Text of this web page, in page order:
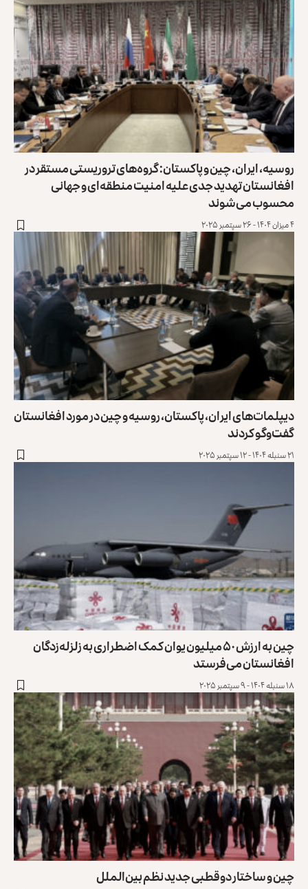
روسیه، ایران، چین و پاکستان: گروه‌های ترور‌یستی مستقر در
افغانستان تهدید جدی علیه امنیت منطقه‌ای و جهانی
محسوب می‌شوند
۴ میزان ۱۴۰۴ - ۲۶ سپتمبر ۲۰۲۵
دیپلمات‌های ایران، پاکستان، روسیه و چین در مورد افغانستان
گفت‌وگو کردند
۲۱ سنبله ۱۴۰۴ - ۱۲ سپتمبر ۲۰۲۵
چین به ارزش ۵۰ میلیون یوان کمک اضطراری به زلزله‌زدگان
افغانستان ‏می‌فرستد
۱۸ سنبله ۱۴۰۴ - ۹ سپتمبر ۲۰۲۵
چین و ساختار دوقطبی جدید نظم بین‌الملل